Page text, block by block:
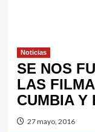
Noticias
SE NOS
LAS
CUMBIA Y
27 mayo, 2016